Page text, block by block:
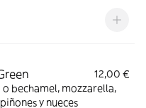
12,00 €
o bechamel, mozzarella,
y nueces